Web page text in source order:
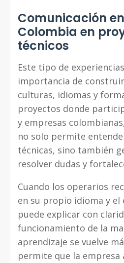
Comunicación
Colombia en
técnicos
Este tipo de
importancia de
culturas, idiomas y
proyectos donde
y empresas
no solo permite
técnicas, sino también
resolver dudas y
Cuando los operarios
en su propio idioma y el
puede explicar con
funcionamiento de la
aprendizaje se vuelve
permite que la empresa